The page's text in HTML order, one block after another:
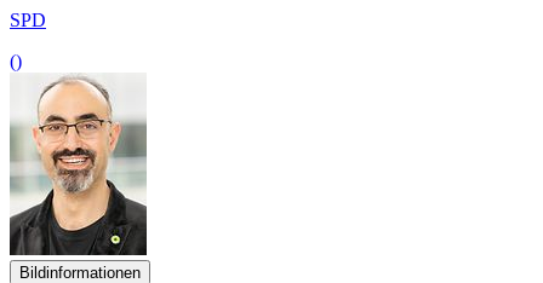
SPD
()
Bildinformationen